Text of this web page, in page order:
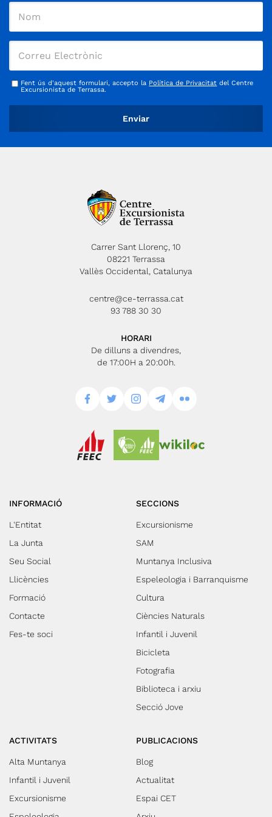
Fent ús d'aquest formulari, accepto la Política de Privacitat del Centre
Excursionista de Terrassa.
Carrer Sant Llorenç, 10
08221 Terrassa
Vallès Occidental, Catalunya
centre@ce-terrassa.cat
93 788 30 30
HORARI
De dilluns a divendres,
de 17:00H a 20:00h.
INFORMACIÓ
L'Entitat
La Junta
Seu Social
Llicències
Formació
Contacte
Fes-te soci
SECCIONS
Excursionisme
SAM
Muntanya Inclusiva
Espeleologia i Barranquisme
Cultura
Ciències Naturals
Infantil i Juvenil
Bicicleta
Fotografia
Biblioteca i arxiu
Secció Jove
ACTIVITATS
Alta Muntanya
Infantil i Juvenil
Excursionisme
PUBLICACIONS
Blog
Actualitat
Espai CET